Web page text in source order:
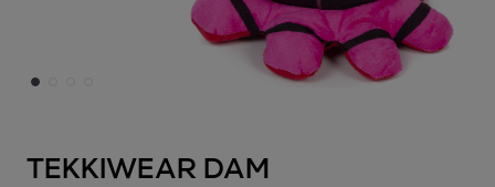
TEKKIWEAR DAM